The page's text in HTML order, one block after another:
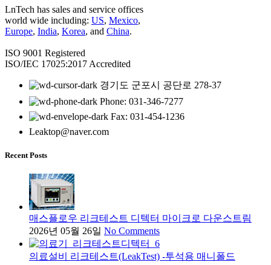
LnTech has sales and service offices
world wide including: US, Mexico,
Europe, India, Korea, and China.
ISO 9001 Registered
ISO/IEC 17025:2017 Accredited
경기도 군포시 공단로 278-37
Phone: 031-346-7277
Fax: 031-454-1236
Leaktop@naver.com
Recent Posts
매스플로우 리크테스트 디텍터 마이크로 다운스트림
2026년 05월 26일 No Comments
의료설비 리크테스트(LeakTest) -투석용 매니폴드